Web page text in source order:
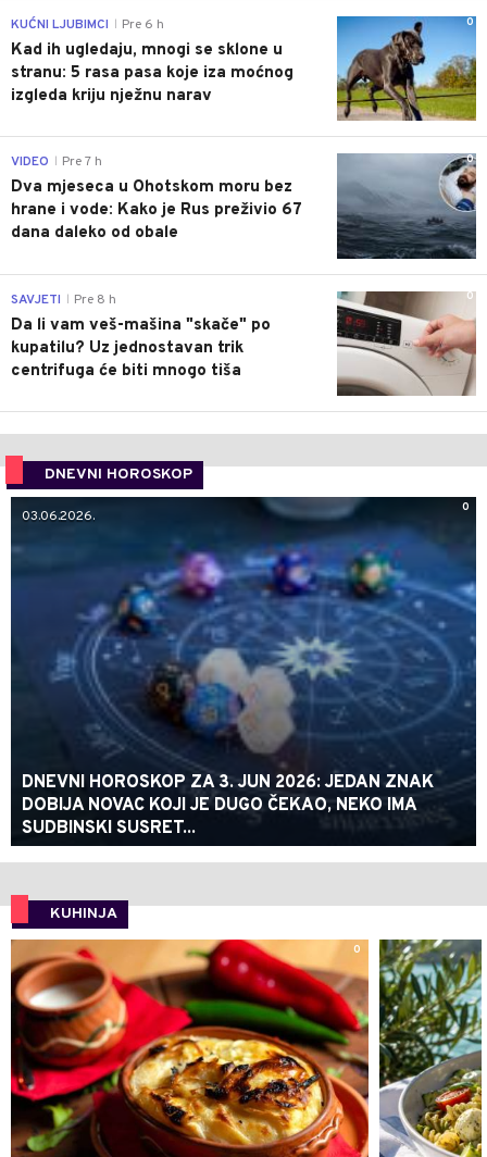
0
KUĆNI LJUBIMCI Pre 6 h
Kad ih ugledaju, mnogi se sklone u
stranu: 5 rasa pasa koje iza moćnog
izgleda kriju nježnu narav
0
VIDEO Pre 7 h
Dva mjeseca u Ohotskom moru bez
hrane i vode: Kako je Rus preživio 67
dana daleko od obale
0
SAVJETI Pre 8 h
Da li vam veš-mašina "skače" po
kupatilu? Uz jednostavan trik
centrifuga će biti mnogo tiša
DNEVNI HOROSKOP
0
03.06.2026.
DNEVNI HOROSKOP ZA 3. JUN 2026: JEDAN ZNAK
DOBIJA NOVAC KOJI JE DUGO ČEKAO, NEKO IMA
SUDBINSKI SUSRET...
KUHINJA
0